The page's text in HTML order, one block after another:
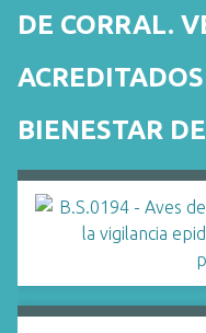
DE CORRAL.
BIENESTAR